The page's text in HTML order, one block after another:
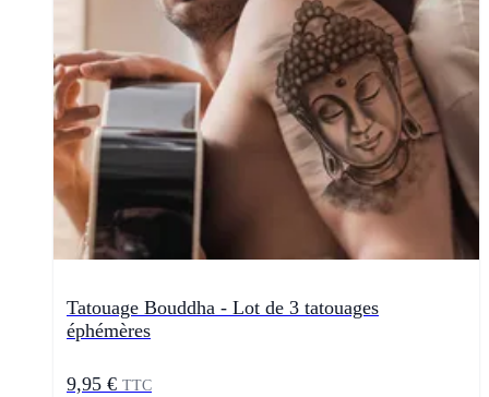
Tatouage Bouddha - Lot de 3 tatouages
éphémères
9,95 € TTC